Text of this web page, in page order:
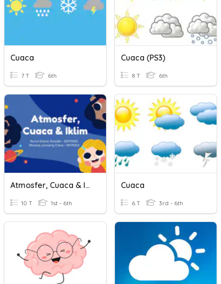
Cuaca
7 T 6th
Cuaca (PS3)
8 T 6th
Atmosfer, Cuaca & Iklim
10 T 1st - 6th
Cuaca
6 T 3rd - 6th